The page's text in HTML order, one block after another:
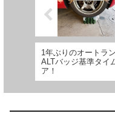
1年ぶりのオートラ
ALTバッジ基準タイ
ア！